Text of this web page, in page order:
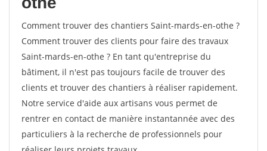
Comment trouver des chantiers Saint-mards-en-othe ?
Comment trouver des clients pour faire des travaux
Saint-mards-en-othe ? En tant qu'entreprise du
bâtiment, il n'est pas toujours facile de trouver des
clients et trouver des chantiers à réaliser rapidement.
Notre service d'aide aux artisans vous permet de
rentrer en contact de manière instantannée avec des
particuliers à la recherche de professionnels pour